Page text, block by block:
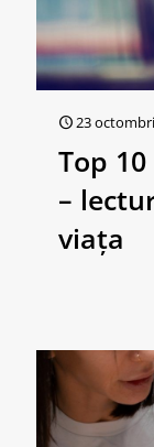
23
Top
–
viața